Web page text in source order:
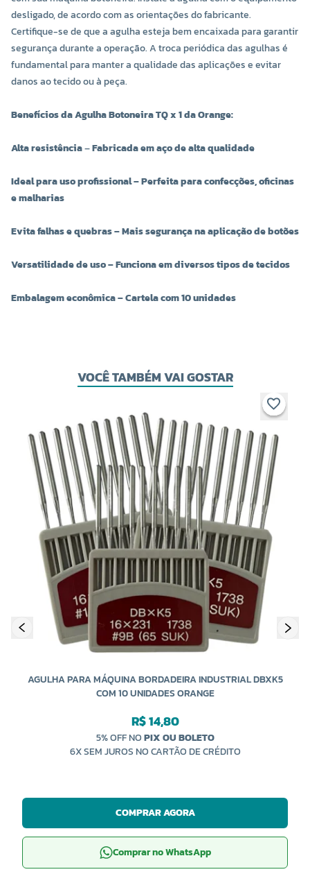
desligado, de acordo com as orientações do fabricante.
Certifique-se de que a agulha esteja bem encaixada para garantir
segurança durante a operação. A troca periódica das agulhas é
fundamental para manter a qualidade das aplicações e evitar
danos ao tecido ou à peça.
Benefícios da Agulha Botoneira TQ x 1 da Orange:
Alta resistência–Fabricada em aço de alta qualidade
Ideal para uso profissional – Perfeita para confecções, oficinas
e malharias
Evita falhas e quebras – Mais segurança na aplicação de botões
Versatilidade de uso – Funciona em diversos tipos de tecidos
Embalagem econômica – Cartela com 10 unidades
VOCÊ TAMBÉM VAI GOSTAR
AGULHA PARA MÁQUINA BORDADEIRA INDUSTRIAL DBXK5
COM 10 UNIDADES ORANGE
R$ 14,80
5% OFF NOPIX OU BOLETO
6X SEM JUROS NO CARTÃO DE CRÉDITO
COMPRAR AGORA
Comprar no WhatsApp